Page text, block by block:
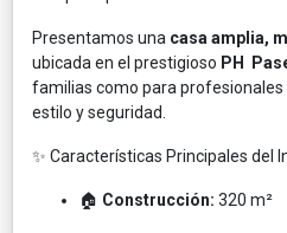
Presentamos una casa amplia,
ubicada en el prestigioso PH
familias como para profesionales
estilo y seguridad.
✨ Características Principales del
🏠 Construcción: 320 m²